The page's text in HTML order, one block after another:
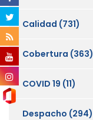
Calidad (731)
Cobertura (363)
COVID 19 (11)
Despacho (294)